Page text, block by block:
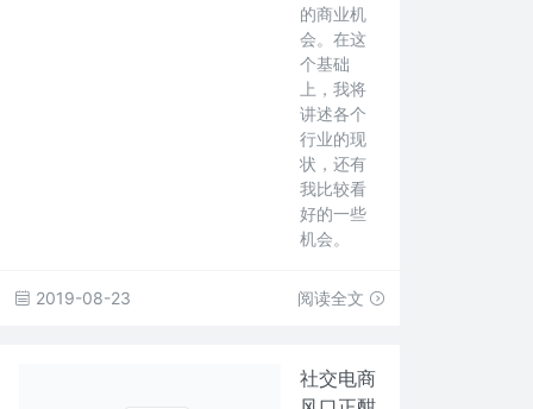
的商业机
会。在这
个基础
上，我将
讲述各个
行业的现
状，还有
我比较看
好的一些
机会。
2019-08-23 阅读全文
社交电商